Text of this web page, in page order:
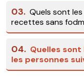
03. Quels sont
recettes sans
04. Quelles
les personnes